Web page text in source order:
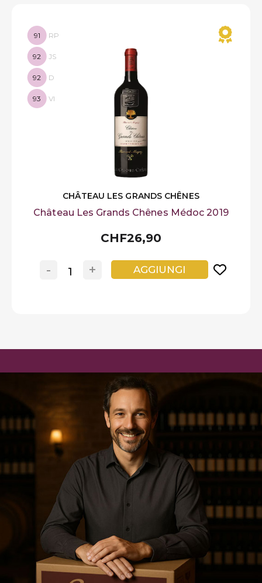
91 RP
92 JS
92 D
93 VI
CHÂTEAU LES GRANDS CHÊNES
Château Les Grands Chênes Médoc 2019
CHF26,90
+
- AGGIUNGI